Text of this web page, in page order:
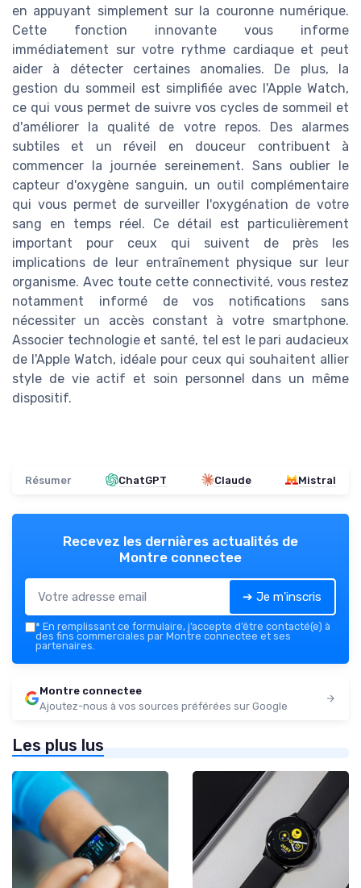
en appuyant simplement sur la couronne numérique.
Cette fonction innovante vous informe
immédiatement sur votre rythme cardiaque et peut
aider à détecter certaines anomalies. De plus, la
gestion du sommeil est simplifiée avec l'Apple Watch,
ce qui vous permet de suivre vos cycles de sommeil et
d'améliorer la qualité de votre repos. Des alarmes
subtiles et un réveil en douceur contribuent à
commencer la journée sereinement. Sans oublier le
capteur d'oxygène sanguin, un outil complémentaire
qui vous permet de surveiller l'oxygénation de votre
sang en temps réel. Ce détail est particulièrement
important pour ceux qui suivent de près les
implications de leur entraînement physique sur leur
organisme. Avec toute cette connectivité, vous restez
notamment informé de vos notifications sans
nécessiter un accès constant à votre smartphone.
Associer technologie et santé, tel est le pari audacieux
de l'Apple Watch, idéale pour ceux qui souhaitent allier
style de vie actif et soin personnel dans un même
dispositif.
Résumer ChatGPT Claude Mistral
Recevez les dernières actualités de
Montre connectee
➔ Je m'inscris
* En remplissant ce formulaire, j’accepte d’être contacté(e) à
des fins commerciales par Montre connectee et ses
partenaires.
Montre connectee
Ajoutez-nous à vos sources préférées sur Google
Les plus lus